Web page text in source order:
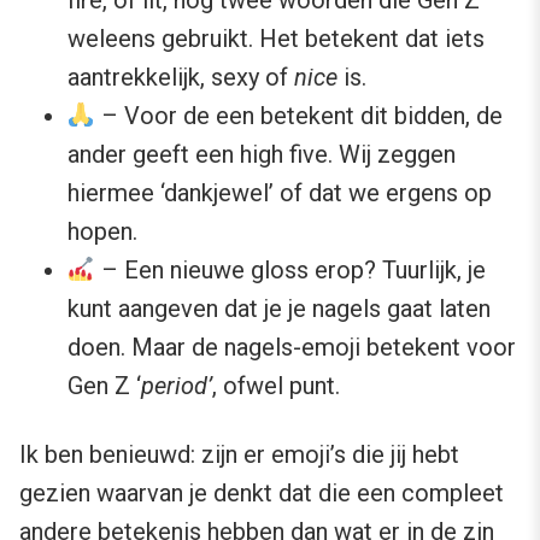
weleens gebruikt. Het betekent dat iets
aantrekkelijk, sexy of nice is.
– Voor de een betekent dit bidden, de
ander geeft een high five. Wij zeggen
hiermee ‘dankjewel’ of dat we ergens op
hopen.
– Een nieuwe gloss erop? Tuurlijk, je
kunt aangeven dat je je nagels gaat laten
doen. Maar de nagels-emoji betekent voor
Gen Z ‘period’, ofwel punt.
Ik ben benieuwd: zijn er emoji’s die jij hebt
gezien waarvan je denkt dat die een compleet
andere betekenis hebben dan wat er in de zin